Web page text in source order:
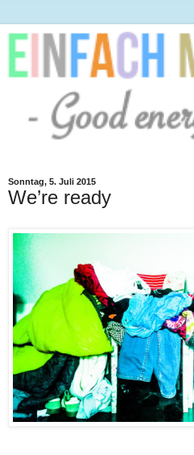
Sonntag, 5. Juli 2015
We’re ready